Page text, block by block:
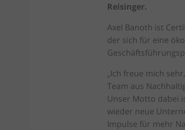
Reisinger.
Axel Banoth ist
der sich für eine
„Ich freue mich
Team aus
Unser Motto dabei
wieder neue
Impulse für mehr